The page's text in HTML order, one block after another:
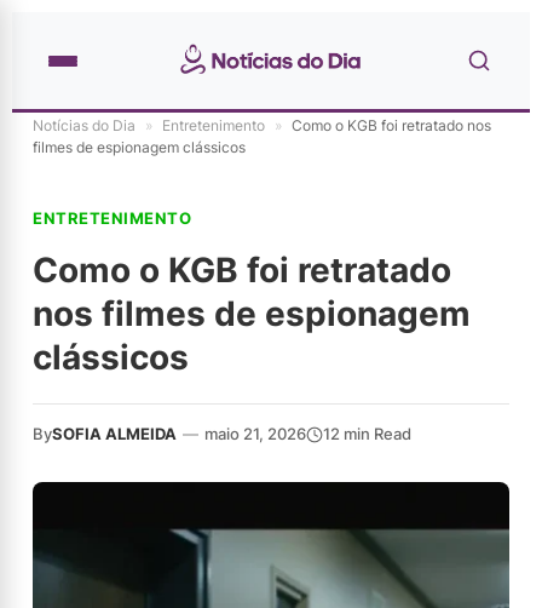
Notícias do Dia » Entretenimento » Como o KGB foi retratado nos
filmes de espionagem clássicos
ENTRETENIMENTO
Como o KGB foi retratado
nos filmes de espionagem
clássicos
BySOFIA ALMEIDA — maio 21, 2026 12 min Read